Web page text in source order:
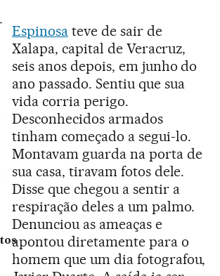
Espinosateve de sair de
Xalapa, capital de Veracruz,
seis anos depois, em junho do
ano passado. Sentiu que sua
vida corria perigo.
Desconhecidos armados
tinham começado a segui-lo.
Montavam guarda na porta de
sua casa, tiravam fotos dele.
Disse que chegou a sentir a
respiração deles a um palmo.
Denunciou as ameaças e
apontou diretamente para o
homem que um dia fotografou,